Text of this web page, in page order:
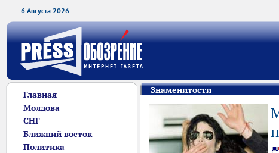
6 Августа 2026
Главная
Молдова
СНГ
Ближний восток
Политика
Знаменитости